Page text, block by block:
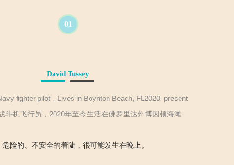
01
David Tussey
fighter pilot，Lives in Boynton Beach, FL2020–present
斗机飞行员，2020年至今生活在佛罗里达州博因顿海滩
险的、不安全的着陆，很可能发生在晚上。